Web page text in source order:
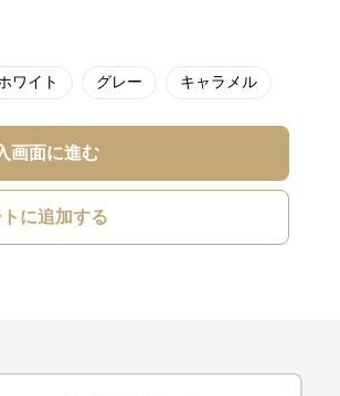
ワイト グレー キャラメル
画面に進む
トに追加する